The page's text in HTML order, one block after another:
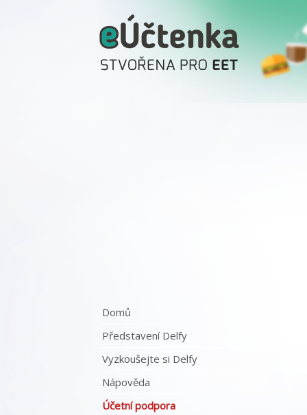
Domů
Představení Delfy
Vyzkoušejte si Delfy
Nápověda
Účetní podpora